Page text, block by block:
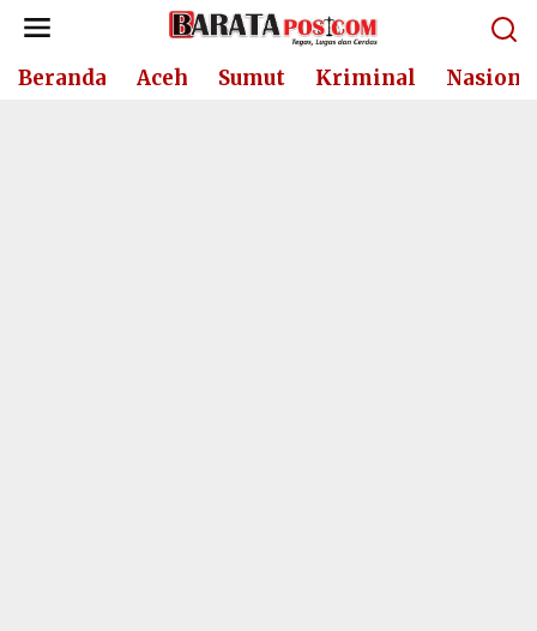
Lewati
konten
Beranda Aceh Sumut Kriminal